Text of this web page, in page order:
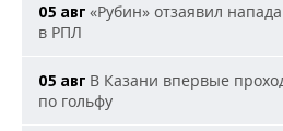
05 авг «Рубин» отзаявил
в РПЛ
05 авг В Казани впервые
по гольфу